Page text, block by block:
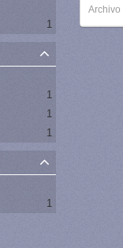
1
1
1
1
1
Archivo